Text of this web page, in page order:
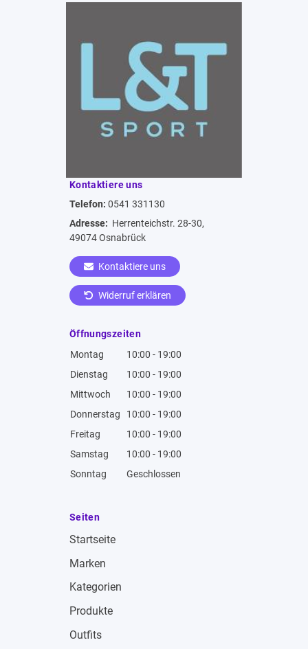
Kontaktiere uns
Telefon: 0541 331130
Adresse: Herrenteichstr. 28-30,
49074 Osnabrück
Kontaktiere uns
Widerruf erklären
Öffnungszeiten
Montag
10:00 - 19:00
Dienstag
10:00 - 19:00
Mittwoch
10:00 - 19:00
Donnerstag
10:00 - 19:00
Freitag
10:00 - 19:00
Samstag
10:00 - 19:00
Sonntag
Geschlossen
Seiten
Startseite
Marken
Kategorien
Produkte
Outfits